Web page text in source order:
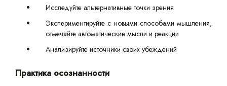
Исследуйте альтернативные точки зрения
Экспериментируйте с новыми способами мышления,
отмечайте автоматические мысли и реакции
Анализируйте источники своих убеждений
Практика осознанности